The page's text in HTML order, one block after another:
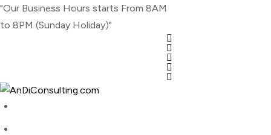
Skip
to
"Our Business Hours starts From 8AM
to 8PM (Sunday Holiday)"